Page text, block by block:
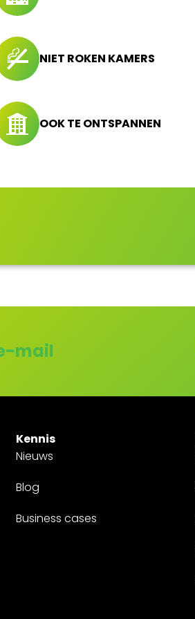
NIET ROKEN KAMERS
OOK TE ONTSPANNEN
mail
Kennis
Nieuws
Blog
Business cases